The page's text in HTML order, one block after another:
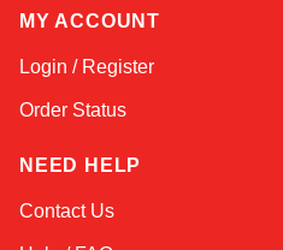
MY ACCOUNT
Login / Register
Order Status
NEED HELP
Contact Us